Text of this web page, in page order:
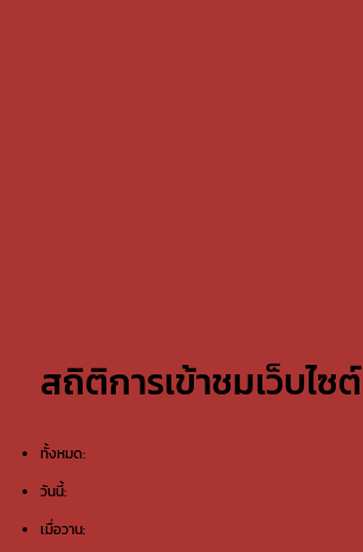
สถิติการเข้าชมเว็บไซต์
ทั้งหมด:
วันนี้:
เมื่อวาน: